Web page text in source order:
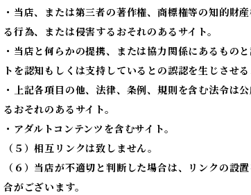
・当店、または第三者の著作権、商標権等の知的財
る行為、または侵害するおそれのあるサイト。
・当店と何らかの提携、または協力関係にあるもの
トを認知もしくは支持しているとの誤認を生じさせる
・上記各項目の他、法律、条例、規則を含む法令は
るおそれのあるサイト。
・アダルトコンテンツを含むサイト。
（５）相互リンクは致しません。
（６）当店が不適切と判断した場合は、リンクの設
合がございます。